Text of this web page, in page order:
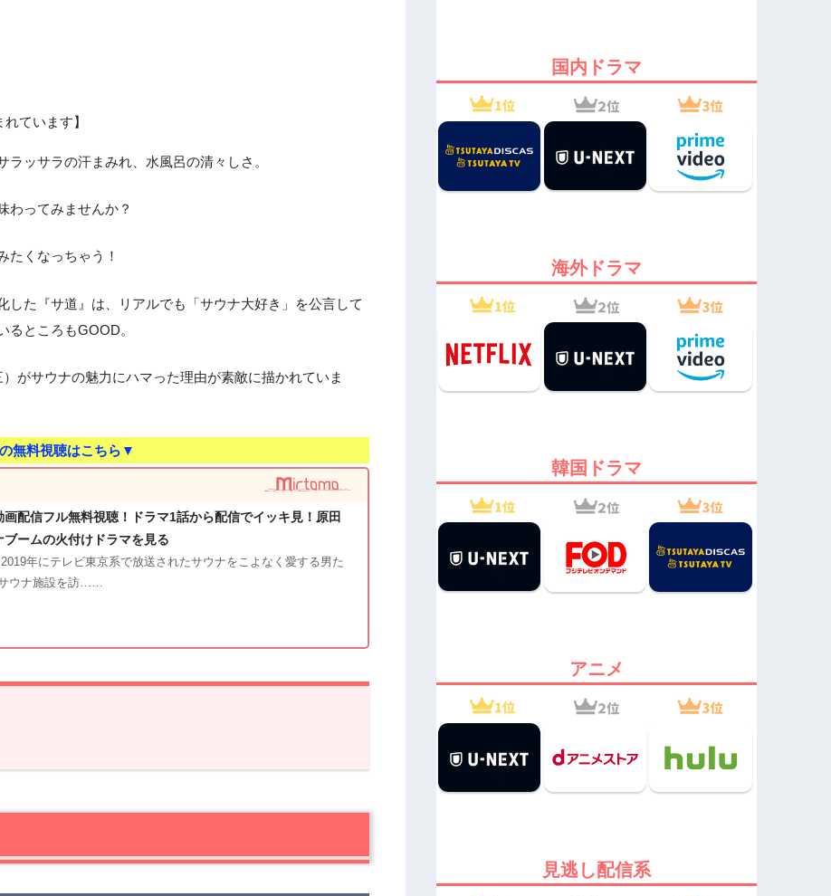
ています】
ッサラの汗まみれ、水風呂の清々しさ。
わってみませんか？
たくなっちゃう！
した『サ道』は、リアルでも「サウナ大好き」を公言して
るところもGOOD。
がサウナの魅力にハマった理由が素敵に描かれていま
無料視聴はこちら▼
画配信フル無料視聴！ドラマ1話から配信でイッキ見！原田
ームの火付けドラマを見る
2019年にテレビ東京系で放送されたサウナをこよなく愛する男た
ウナ施設を訪……
間感に惹かれる！
ホテル 北欧」が主人公・ナカタ（原田泰造）のホームサ
国内ドラマ
海外ドラマ
韓国ドラマ
アニメ
見逃し配信系